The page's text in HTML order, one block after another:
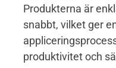
Produkterna är
snabbt, vilket ger
produktivitet och